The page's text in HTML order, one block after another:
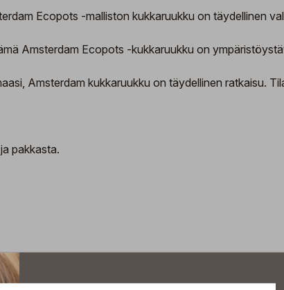
Ecopots -malliston kukkaruukku on täydellinen
Amsterdam Ecopots -kukkaruukku on
Amsterdam kukkaruukku on täydellinen ratkaisu.
pakkasta.